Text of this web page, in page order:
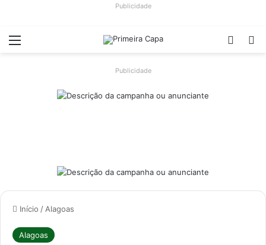
Publicidade
Menu
Publicidade
Início / Alagoas
Alagoas